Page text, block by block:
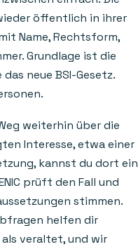
öffentlich in ihrer
Name, Rechtsform,
Grundlage ist die
neue BSI-Gesetz.
weiterhin über die
Interesse, etwa einer
kannst du dort ein
prüft den Fall und
stimmen.
helfen dir
veraltet, und wir